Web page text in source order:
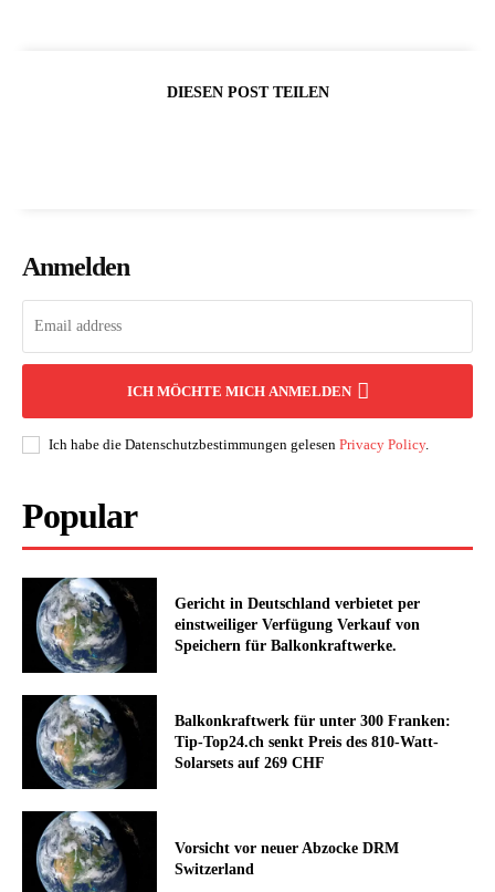
DIESEN POST TEILEN
Anmelden
ICH MÖCHTE MICH ANMELDEN
Ich habe die Datenschutzbestimmungen gelesen Privacy Policy.
Popular
Gericht in Deutschland verbietet per
einstweiliger Verfügung Verkauf von
Speichern für Balkonkraftwerke.
Balkonkraftwerk für unter 300 Franken:
Tip-Top24.ch senkt Preis des 810-Watt-
Solarsets auf 269 CHF
Vorsicht vor neuer Abzocke DRM
Switzerland